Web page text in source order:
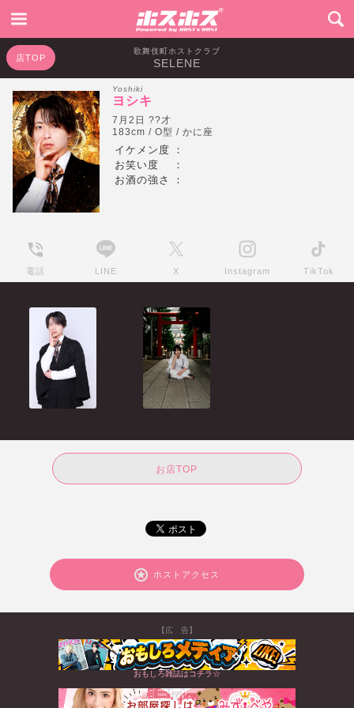
歌舞伎町ホストクラブ
SELENE
店TOP
Yoshiki
ヨシキ
7月2日 ??才
183cm / O型 / かに座
イケメン度
：
お笑い度
：
お酒の強さ
：
電話 LINE X Instagram TikTok
お店TOP
ホストアクセス
【広 告】
おもしろ雑誌はコチラ☆